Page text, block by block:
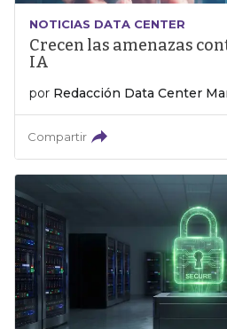
NOTICIAS DATA CENTER
Crecen las amenazas
IA
por Redacción Data Center
Compartir